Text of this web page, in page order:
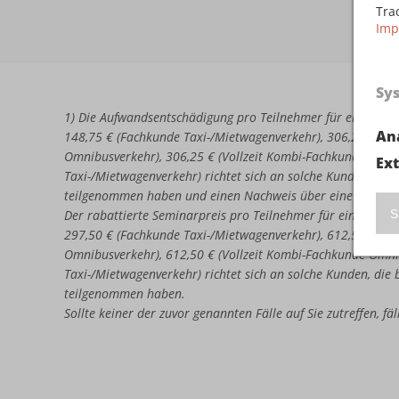
1) Die Aufwandsentschädigung pro Teilnehmer für eine
148,75 € (Fachkunde Taxi-/Mietwagenverkehr), 306,25 €
Omnibusverkehr), 306,25 € (Vollzeit Kombi-Fachkunde
Taxi-/Mietwagenverkehr) richtet sich an solche Kunden,
teilgenommen haben und einen Nachweis über eine nicht
Der rabattierte Seminarpreis pro Teilnehmer für eine
297,50 € (Fachkunde Taxi-/Mietwagenverkehr), 612,50 €
Omnibusverkehr), 612,50 € (Vollzeit Kombi-Fachkunde
Taxi-/Mietwagenverkehr) richtet sich an solche Kunden,
teilgenommen haben.
Sollte keiner der zuvor genannten Fälle auf Sie zutreffen,